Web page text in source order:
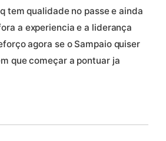
tem qualidade no passe e ainda
a experiencia e a liderança
agora se o Sampaio quiser
que começar a pontuar ja